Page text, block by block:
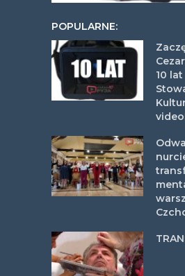
POPULARNE:
10 lat